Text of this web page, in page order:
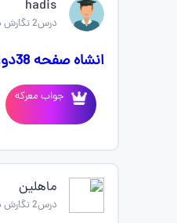
hadis
درس2 نگارش دوازدهم
انشاه صفحه 38دوازدهم انسانی 💔🥲
جواب معرکه
ماهلین
درس2 نگارش دوازدهم